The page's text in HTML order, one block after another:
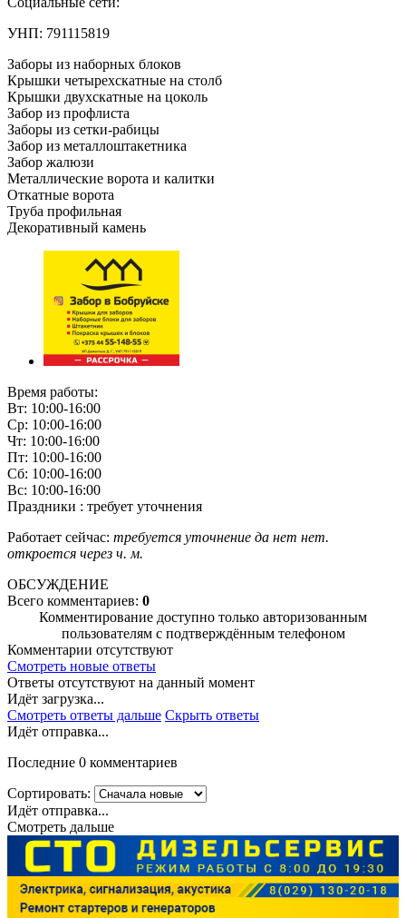
УНП: 791115819
Заборы из наборных блоков
Крышки четырехскатные на столб
Крышки двухскатные на цоколь
Забор из профлиста
Заборы из сетки-рабицы
Забор из металлоштакетника
Забор жалюзи
Металлические ворота и калитки
Откатные ворота
Труба профильная
Декоративный камень
Время работы:
Вт: 10:00-16:00
Ср: 10:00-16:00
Чт: 10:00-16:00
Пт: 10:00-16:00
Сб: 10:00-16:00
Вс: 10:00-16:00
Праздники : требует уточнения
Работает сейчас: требуется уточнение да нет нет.
откроется через ч. м.
ОБСУЖДЕНИЕ
Всего комментариев: 0
Комментирование доступно только авторизованным
пользователям с подтверждённым телефоном
Комментарии отсутствуют
Смотреть новые ответы
Ответы отсутствуют на данный момент
Идёт загрузка...
Смотреть ответы дальше Скрыть ответы
Идёт отправка...
Последние 0 комментариев
Сортировать:
Идёт отправка...
Смотреть дальше